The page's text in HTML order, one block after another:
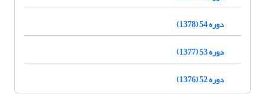
دوره 54 (1378)
دوره 53 (1377)
دوره 52 (1376)